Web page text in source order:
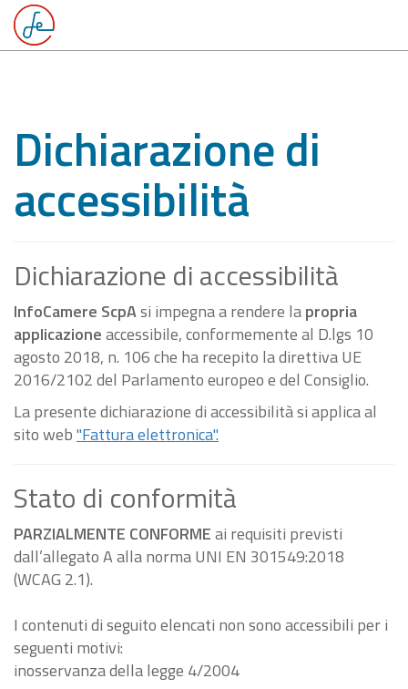
Dichiarazione di
accessibilità
Dichiarazione di accessibilità
InfoCamere ScpAsi impegna a rendere lapropria
applicazioneaccessibile, conformemente al D.lgs 10
agosto 2018, n. 106 che ha recepito la direttiva UE
2016/2102 del Parlamento europeo e del Consiglio.
La presente dichiarazione di accessibilità si applica al
sito web"Fattura elettronica".
Stato di conformità
PARZIALMENTE CONFORMEai requisiti previsti
dall’allegato A alla norma UNI EN 301549:2018
(WCAG 2.1).
I contenuti di seguito elencati non sono accessibili per i
seguenti motivi:
inosservanza della legge 4/2004